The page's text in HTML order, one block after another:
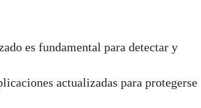
es fundamental para detectar y
actualizadas para protegerse